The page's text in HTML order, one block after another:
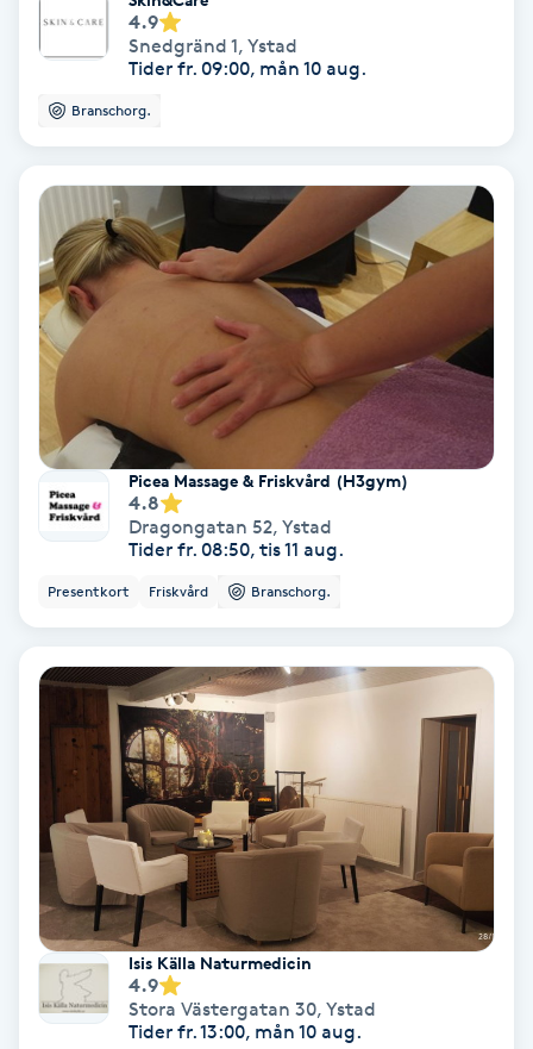
Fransförlängning Volym
Fransk manikyr
Frekvensterapi
Friskvård
Friskvårdsmassage
Frisör
Funktionsanalys
Föning
Gel naglar
Gelenaglar
Gellack
Gellack med förstärkning
Gravidmassage
4.9
Snedgränd 1, Ystad
Tider fr. 09:00, mån 10 aug.
Branschorg.
Picea Massage & Friskvård (H3gym)
4.8
Dragongatan 52, Ystad
Tider fr. 08:50, tis 11 aug.
Presentkort Friskvård Branschorg.
Isis Källa Naturmedicin
4.9
Stora Västergatan 30, Ystad
Tider fr. 13:00, mån 10 aug.